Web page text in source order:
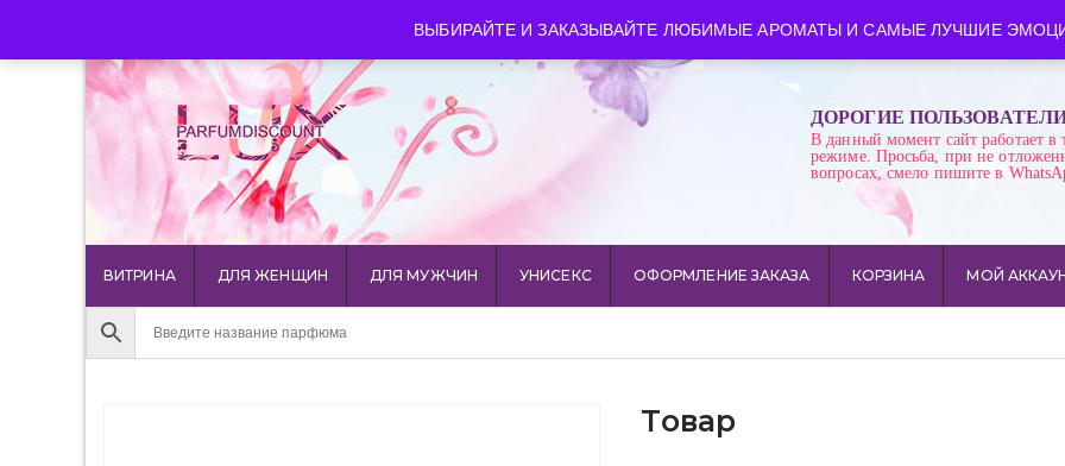
ВЫБИРАЙТЕ И ЗАКАЗЫВАЙТЕ ЛЮБИМЫЕ АРОМАТЫ И САМЫЕ ЛУЧШИЕ
+7 903 544 11 18 г. Москва Время работы: пн-сб 10:00-21:00
ДОРОГИЕ
В данный момент сайт работает в
режиме. Просьба, при не
вопросах, смело пишите в
ВИТРИНА ДЛЯ ЖЕНЩИН ДЛЯ МУЖЧИН УНИСЕКС ОФОРМЛЕНИЕ ЗАКАЗА КОРЗИНА МОЙ
Товар